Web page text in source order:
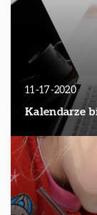
11-17-2020
Kalendarze